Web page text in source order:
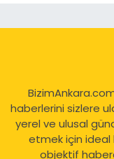
haberlerini sizlere
yerel ve ulusal
etmek için ideal
objektif